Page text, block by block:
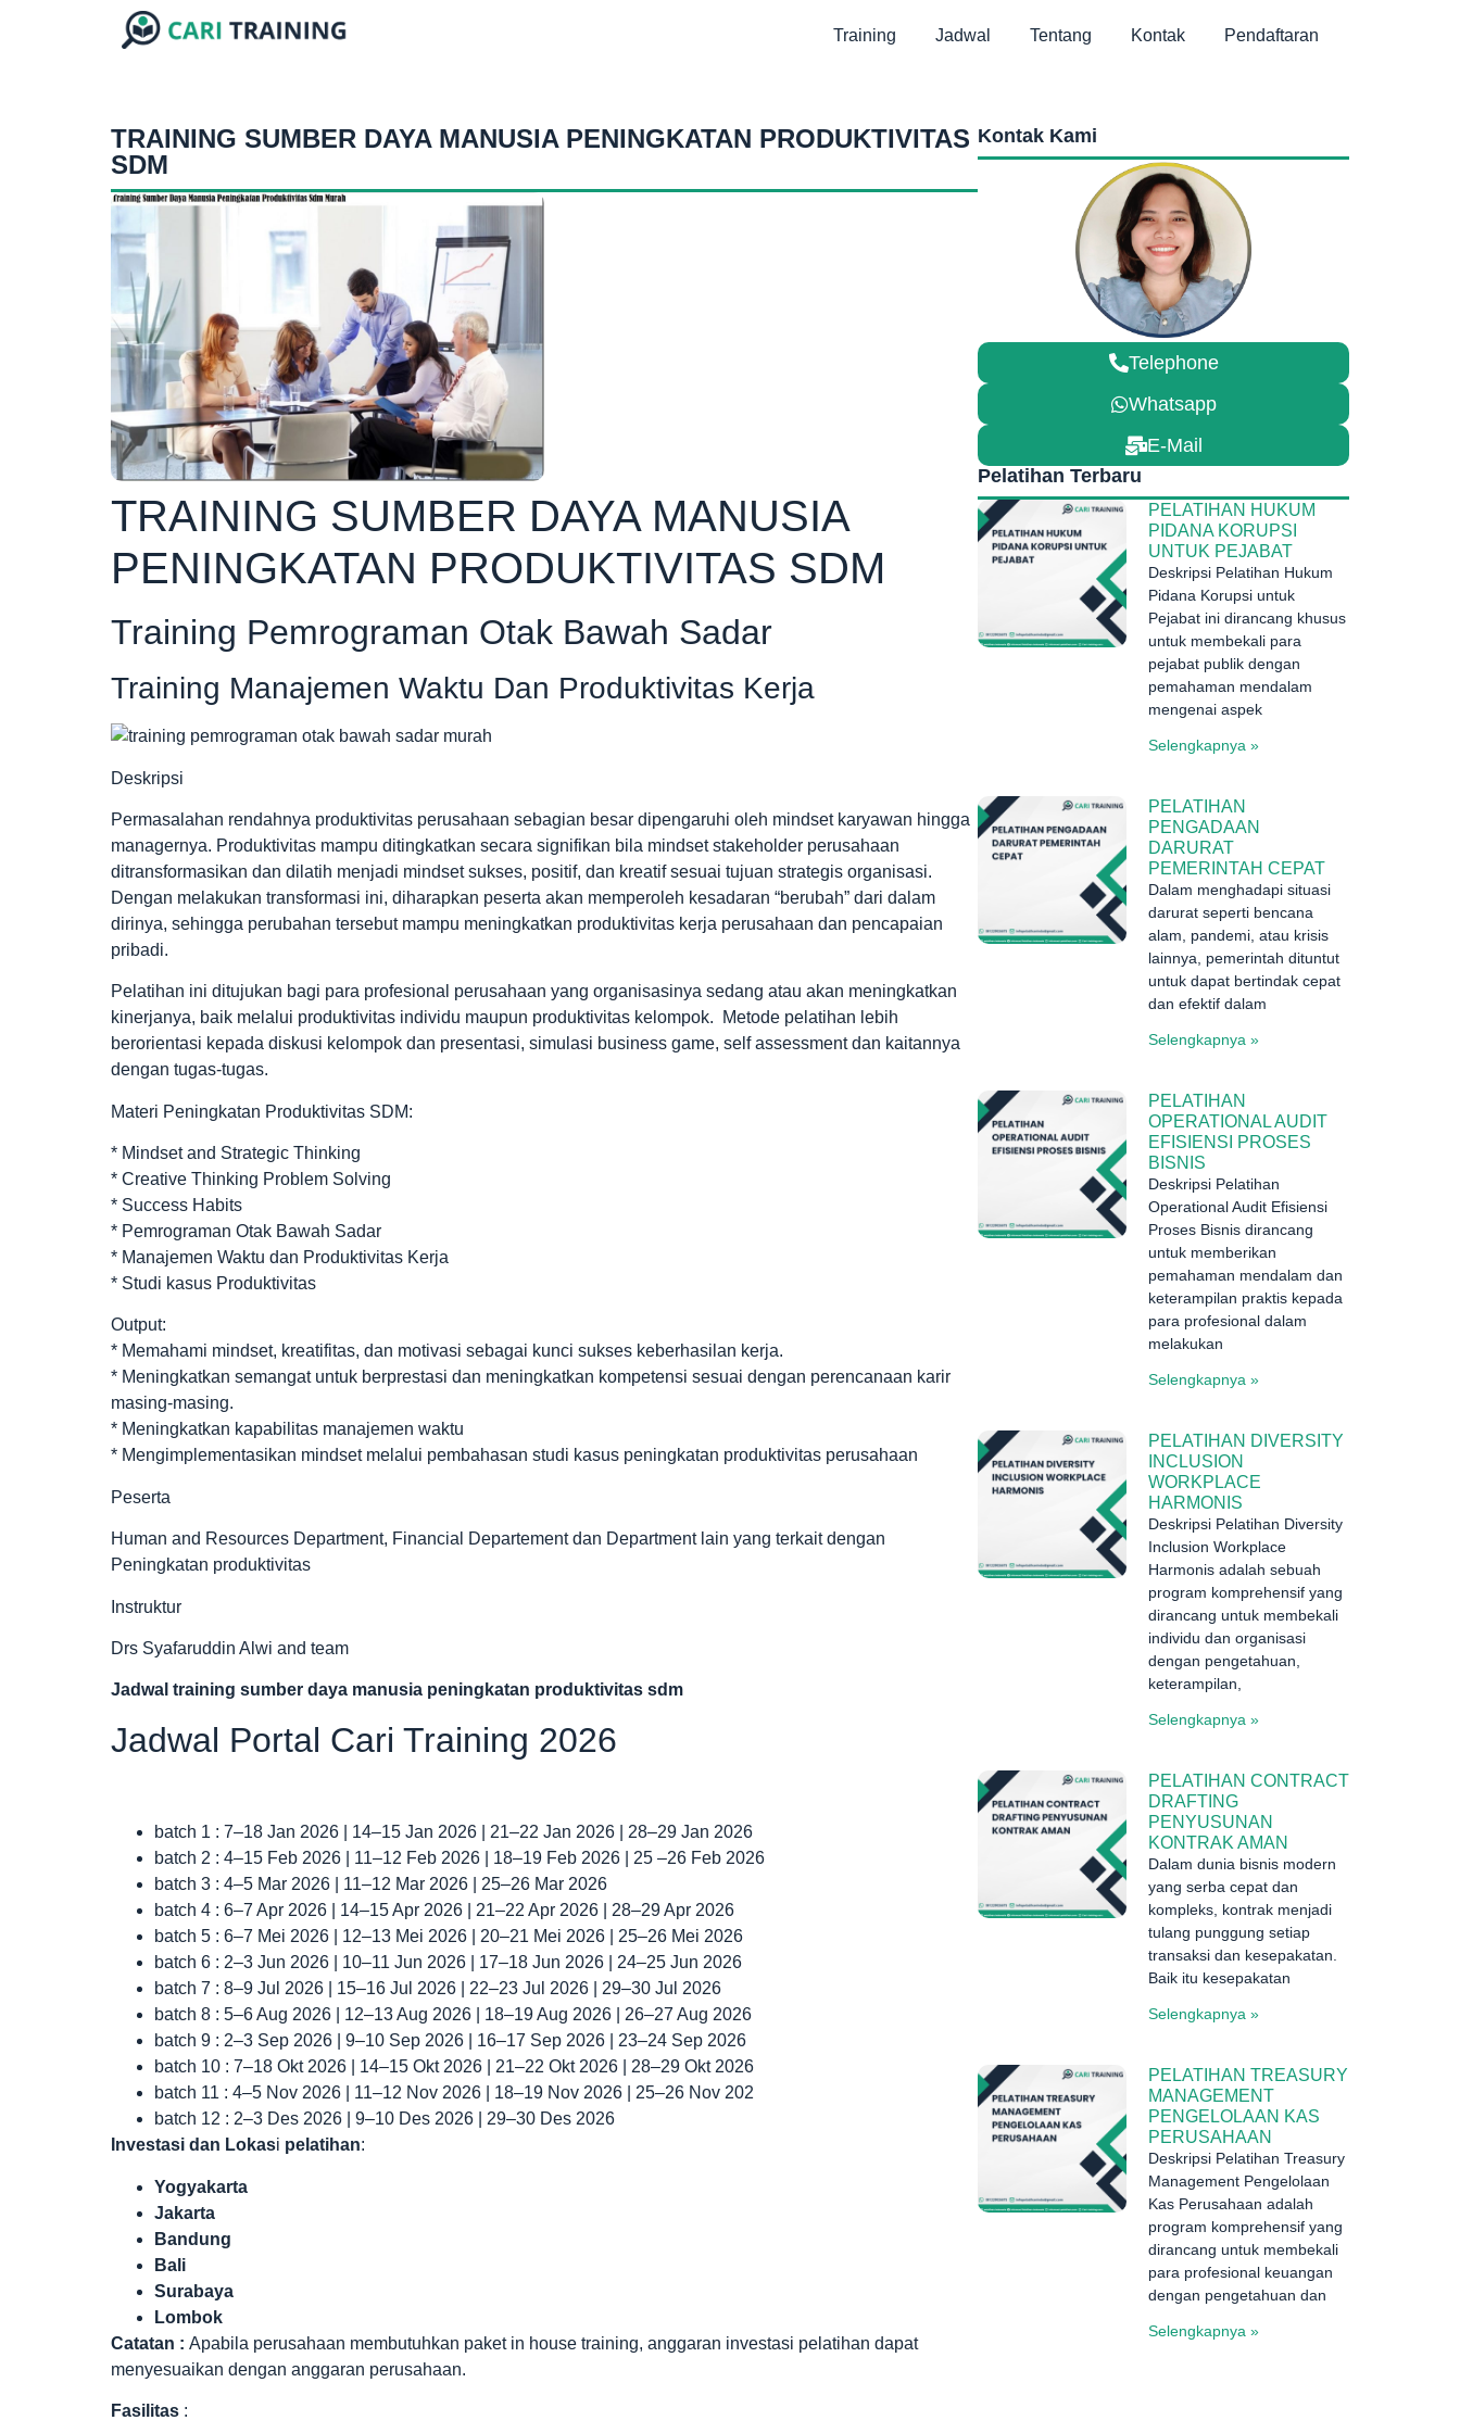
Training Jadwal Tentang Kontak Pendaftaran
TRAINING SUMBER DAYA MANUSIA PENINGKATAN PRODUKTIVITAS
SDM
TRAINING SUMBER DAYA MANUSIA
PENINGKATAN PRODUKTIVITAS SDM
Training Pemrograman Otak Bawah Sadar
Training Manajemen Waktu Dan Produktivitas Kerja
Deskripsi
Permasalahan rendahnya produktivitas perusahaan sebagian besar dipengaruhi oleh mindset karyawan hingga
managernya. Produktivitas mampu ditingkatkan secara signifikan bila mindset stakeholder perusahaan
ditransformasikan dan dilatih menjadi mindset sukses, positif, dan kreatif sesuai tujuan strategis organisasi.
Dengan melakukan transformasi ini, diharapkan peserta akan memperoleh kesadaran “berubah” dari dalam
dirinya, sehingga perubahan tersebut mampu meningkatkan produktivitas kerja perusahaan dan pencapaian
pribadi.
Pelatihan ini ditujukan bagi para profesional perusahaan yang organisasinya sedang atau akan meningkatkan
kinerjanya, baik melalui produktivitas individu maupun produktivitas kelompok. Metode pelatihan lebih
berorientasi kepada diskusi kelompok dan presentasi, simulasi business game, self assessment dan kaitannya
dengan tugas-tugas.
Materi Peningkatan Produktivitas SDM:
* Mindset and Strategic Thinking
* Creative Thinking Problem Solving
* Success Habits
* Pemrograman Otak Bawah Sadar
* Manajemen Waktu dan Produktivitas Kerja
* Studi kasus Produktivitas
Output:
* Memahami mindset, kreatifitas, dan motivasi sebagai kunci sukses keberhasilan kerja.
* Meningkatkan semangat untuk berprestasi dan meningkatkan kompetensi sesuai dengan perencanaan karir
masing-masing.
* Meningkatkan kapabilitas manajemen waktu
* Mengimplementasikan mindset melalui pembahasan studi kasus peningkatan produktivitas perusahaan
Peserta
Human and Resources Department, Financial Departement dan Department lain yang terkait dengan
Peningkatan produktivitas
Instruktur
Drs Syafaruddin Alwi and team
Jadwal training sumber daya manusia peningkatan produktivitas sdm
Jadwal Portal Cari Training 2026
batch 1 : 7–18 Jan 2026 | 14–15 Jan 2026 | 21–22 Jan 2026 | 28–29 Jan 2026
batch 2 : 4–15 Feb 2026 | 11–12 Feb 2026 | 18–19 Feb 2026 | 25 –26 Feb 2026
batch 3 : 4–5 Mar 2026 | 11–12 Mar 2026 | 25–26 Mar 2026
batch 4 : 6–7 Apr 2026 | 14–15 Apr 2026 | 21–22 Apr 2026 | 28–29 Apr 2026
batch 5 : 6–7 Mei 2026 | 12–13 Mei 2026 | 20–21 Mei 2026 | 25–26 Mei 2026
batch 6 : 2–3 Jun 2026 | 10–11 Jun 2026 | 17–18 Jun 2026 | 24–25 Jun 2026
batch 7 : 8–9 Jul 2026 | 15–16 Jul 2026 | 22–23 Jul 2026 | 29–30 Jul 2026
batch 8 : 5–6 Aug 2026 | 12–13 Aug 2026 | 18–19 Aug 2026 | 26–27 Aug 2026
batch 9 : 2–3 Sep 2026 | 9–10 Sep 2026 | 16–17 Sep 2026 | 23–24 Sep 2026
batch 10 : 7–18 Okt 2026 | 14–15 Okt 2026 | 21–22 Okt 2026 | 28–29 Okt 2026
batch 11 : 4–5 Nov 2026 | 11–12 Nov 2026 | 18–19 Nov 2026 | 25–26 Nov 202
batch 12 : 2–3 Des 2026 | 9–10 Des 2026 | 29–30 Des 2026
Investasi dan Lokasi pelatihan:
Yogyakarta
Jakarta
Bandung
Bali
Surabaya
Lombok
Catatan : Apabila perusahaan membutuhkan paket in house training, anggaran investasi pelatihan dapat
menyesuaikan dengan anggaran perusahaan.
Fasilitas :
Kontak Kami
Telephone
Whatsapp
E-Mail
Pelatihan Terbaru
PELATIHAN HUKUM
PIDANA KORUPSI
UNTUK PEJABAT
Deskripsi Pelatihan Hukum
Pidana Korupsi untuk
Pejabat ini dirancang khusus
untuk membekali para
pejabat publik dengan
pemahaman mendalam
mengenai aspek
Selengkapnya »
PELATIHAN
PENGADAAN
DARURAT
PEMERINTAH CEPAT
Dalam menghadapi situasi
darurat seperti bencana
alam, pandemi, atau krisis
lainnya, pemerintah dituntut
untuk dapat bertindak cepat
dan efektif dalam
Selengkapnya »
PELATIHAN
OPERATIONAL AUDIT
EFISIENSI PROSES
BISNIS
Deskripsi Pelatihan
Operational Audit Efisiensi
Proses Bisnis dirancang
untuk memberikan
pemahaman mendalam dan
keterampilan praktis kepada
para profesional dalam
melakukan
Selengkapnya »
PELATIHAN DIVERSITY
INCLUSION
WORKPLACE
HARMONIS
Deskripsi Pelatihan Diversity
Inclusion Workplace
Harmonis adalah sebuah
program komprehensif yang
dirancang untuk membekali
individu dan organisasi
dengan pengetahuan,
keterampilan,
Selengkapnya »
PELATIHAN CONTRACT
DRAFTING
PENYUSUNAN
KONTRAK AMAN
Dalam dunia bisnis modern
yang serba cepat dan
kompleks, kontrak menjadi
tulang punggung setiap
transaksi dan kesepakatan.
Baik itu kesepakatan
Selengkapnya »
PELATIHAN TREASURY
MANAGEMENT
PENGELOLAAN KAS
PERUSAHAAN
Deskripsi Pelatihan Treasury
Management Pengelolaan
Kas Perusahaan adalah
program komprehensif yang
dirancang untuk membekali
para profesional keuangan
dengan pengetahuan dan
Selengkapnya »